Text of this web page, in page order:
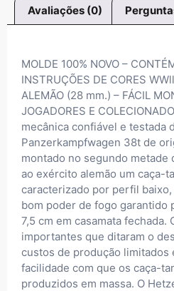
Avaliações (0)
MOLDE 100% NOVO –
INSTRUÇÕES DE CORES
ALEMÃO (28 mm.) – FÁCIL
JOGADORES E
mecânica confiável e testada
Panzerkampfwagen 38t de
montado no segundo metade
ao exército alemão um caça-
caracterizado por perfil
bom poder de fogo garantido
7,5 cm em casamata fechada.
importantes que ditaram o
custos de produção limitados
facilidade com que os caça-
produzidos em massa. O